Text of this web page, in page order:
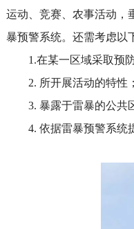
运动、竞赛、农事活动，
暴预警系统。还需考虑以
1.在某一区域采取预
2. 所开展活动的特性；
3. 暴露于雷暴的公共
4. 依据雷暴预警系统